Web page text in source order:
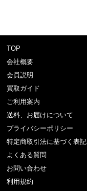
TOP
会社概要
会員説明
買取ガイド
ご利用案内
送料、お届けについて
プライバシーポリシー
特定商取引法に基づく表記
よくある質問
お問い合わせ
利用規約